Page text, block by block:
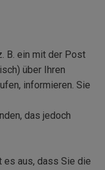
B. ein mit der Post
über Ihren
informieren. Sie
das jedoch
es aus, dass Sie die